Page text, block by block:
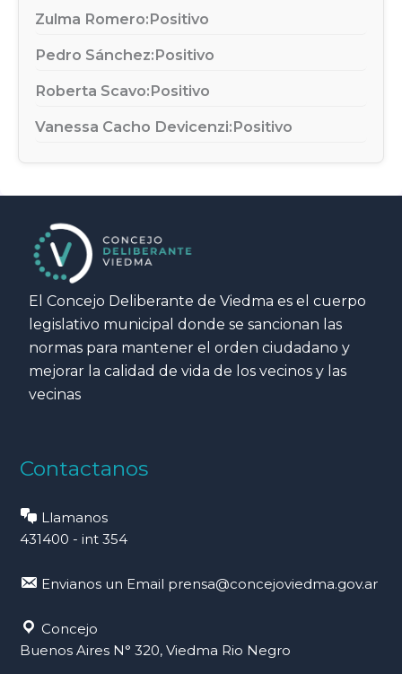
Zulma Romero:Positivo
Pedro Sánchez:Positivo
Roberta Scavo:Positivo
Vanessa Cacho Devicenzi:Positivo
El Concejo Deliberante de Viedma es el cuerpo
legislativo municipal donde se sancionan las
normas para mantener el orden ciudadano y
mejorar la calidad de vida de los vecinos y las
vecinas
Contactanos
Llamanos
431400 - int 354
Envianos un Email prensa@concejoviedma.gov.ar
Concejo
Buenos Aires N° 320, Viedma Rio Negro